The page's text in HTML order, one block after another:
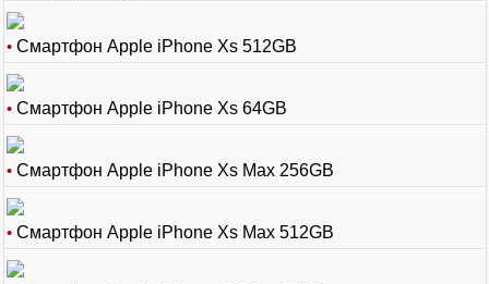
• Смартфон Apple iPhone Xs 512GB
• Смартфон Apple iPhone Xs 64GB
• Смартфон Apple iPhone Xs Max 256GB
• Смартфон Apple iPhone Xs Max 512GB